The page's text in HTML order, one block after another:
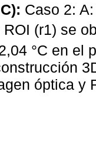
Caso 2:
(r1) se
°C en el
óptica y